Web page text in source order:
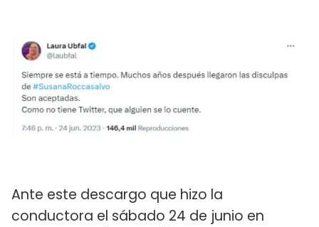
Ante este descargo que hizo la
conductora el sábado 24 de junio en